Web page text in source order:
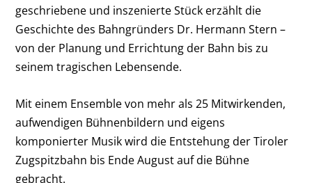
geschriebene und inszenierte Stück erzählt die
Geschichte des Bahngründers Dr. Hermann Stern –
von der Planung und Errichtung der Bahn bis zu
seinem tragischen Lebensende.
Mit einem Ensemble von mehr als 25 Mitwirkenden,
aufwendigen Bühnenbildern und eigens
komponierter Musik wird die Entstehung der Tiroler
Zugspitzbahn bis Ende August auf die Bühne
gebracht.